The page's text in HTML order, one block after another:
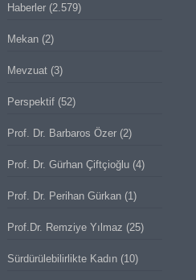
Haberler(2.579)
Mekan(2)
Mevzuat(3)
Perspektif(52)
Prof. Dr. Barbaros Özer(2)
Prof. Dr. Gürhan Çiftçioğlu(4)
Prof. Dr. Perihan Gürkan(1)
Prof.Dr. Remziye Yılmaz (25)
Sürdürülebilirlikte Kadın(10)